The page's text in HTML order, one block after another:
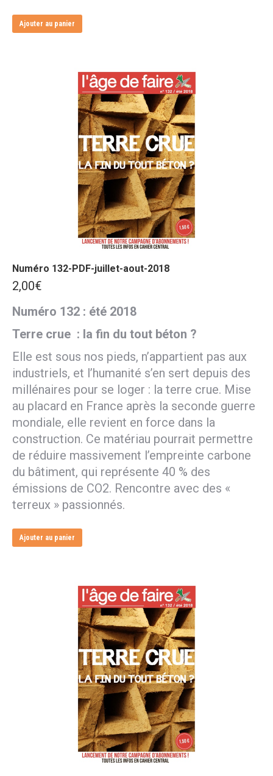
Ajouter au panier
Numéro 132-PDF-juillet-aout-2018
2,00€
Numéro 132 : été 2018
Terre crue : la fin du tout béton ?
Elle est sous nos pieds, n’appartient pas aux
industriels, et l’humanité s’en sert depuis des
millénaires pour se loger : la terre crue. Mise
au placard en France après la seconde guerre
mondiale, elle revient en force dans la
construction. Ce matériau pourrait permettre
de réduire massivement l’empreinte carbone
du bâtiment, qui représente 40 % des
émissions de CO2. Rencontre avec des «
terreux » passionnés.
Ajouter au panier